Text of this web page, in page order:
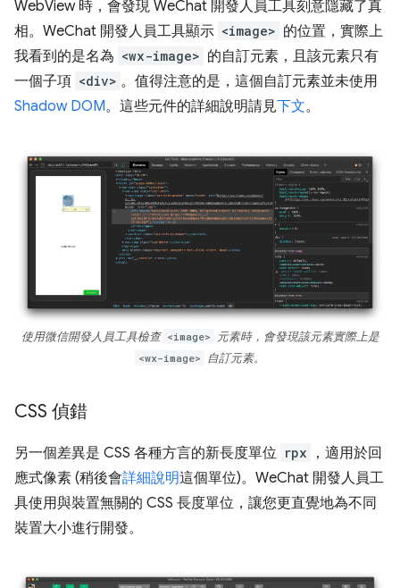
WebView 時，會發現 WeChat 開發人員工具刻意隱藏了真
相。WeChat 開發人員工具顯示 <image> 的位置，實際上
我看到的是名為 <wx-image> 的自訂元素，且該元素只有
一個子項 <div> 。值得注意的是，這個自訂元素並未使用
Shadow DOM。這些元件的詳細說明請見下文。
使用微信開發人員工具檢查 <image> 元素時，會發現該元素實際上是
<wx-image> 自訂元素。
CSS 偵錯
另一個差異是 CSS 各種方言的新長度單位 rpx
，適用於回
應式像素 (稍後會詳細說明這個單位)。WeChat 開發人員工
具使用與裝置無關的 CSS 長度單位，讓您更直覺地為不同
裝置大小進行開發。